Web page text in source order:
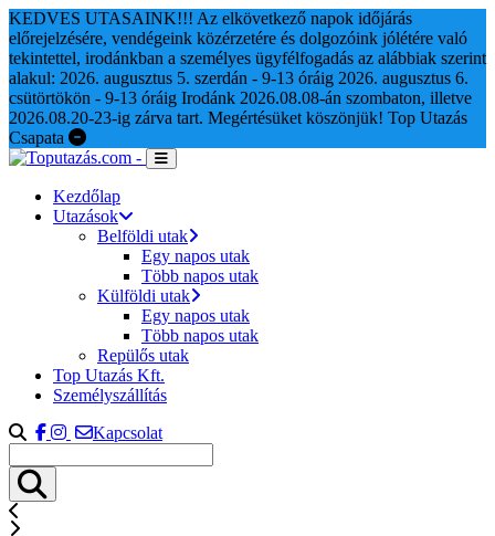
KEDVES UTASAINK!!! Az elkövetkező napok időjárás
előrejelzésére, vendégeink közérzetére és dolgozóink jólétére való
tekintettel, irodánkban a személyes ügyfélfogadás az alábbiak szerint
alakul: 2026. augusztus 5. szerdán - 9-13 óráig 2026. augusztus 6.
csütörtökön - 9-13 óráig Irodánk 2026.08.08-án szombaton, illetve
2026.08.20-23-ig zárva tart. Megértésüket köszönjük! Top Utazás
Csapata
Kezdőlap
Utazások
Belföldi utak
Egy napos utak
Több napos utak
Külföldi utak
Egy napos utak
Több napos utak
Repülős utak
Top Utazás Kft.
Személyszállítás
Kapcsolat